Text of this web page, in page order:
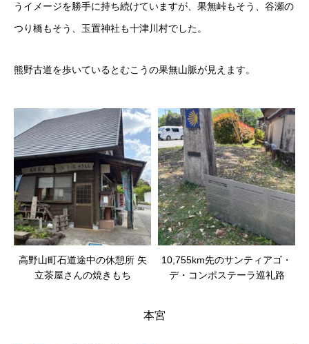
うイメージを勝手に持ち続けていますが、果無峠もそう、谷瀬の
つり橋もそう、玉置神社も十津川村でした。
熊野古道を歩いているとむこうの果無山脈が見えます。
高野山町石道途中の休憩所 矢
立茶屋さんの焼きもち
10,755km先のサンティアゴ・
デ・コンポステーラ巡礼路
本宮